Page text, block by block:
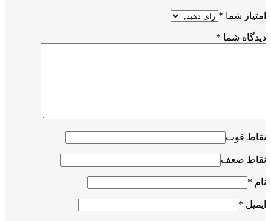
امتیاز شما *
دیدگاه شما *
نقاط قوت
نقاط ضعف
نام *
ایمیل *